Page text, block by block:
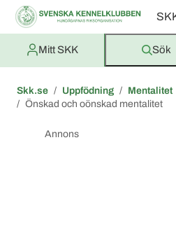
Mitt SKK Sök
Skk.se Uppfödning
Mentalitet
Önskad och oönskad mentalitet
Annons